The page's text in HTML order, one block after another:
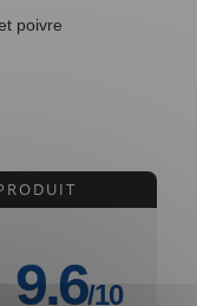
poivre
9.6/10